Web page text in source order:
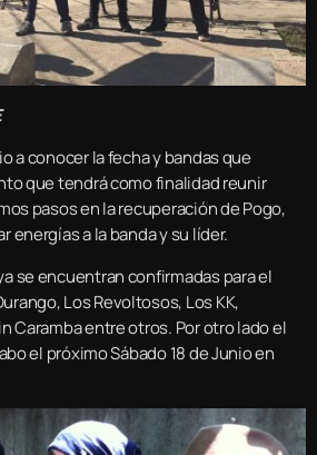
a conocer la fecha y bandas que
que tendrá como finalidad reunir
pasos en la recuperación de Pogo,
energías a la banda y su líder.
se encuentran confirmadas para el
Los Revoltosos, Los KK,
Caramba entre otros. Por otro lado el
el próximo Sábado 18 de Junio en